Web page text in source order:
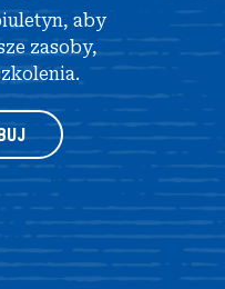
aby
zasoby,